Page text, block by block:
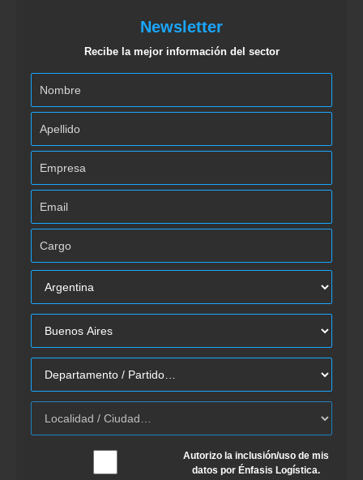
Newsletter
Recibe la mejor información del sector
Autorizo la inclusión/uso de mis
datos por Énfasis Logística.